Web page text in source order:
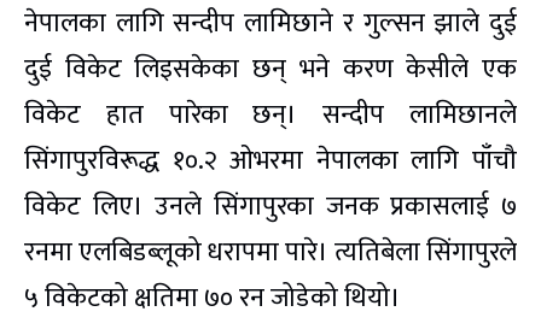
नेपालका लागि सन्दीप लामिछाने र गुल्सन झाले दुई
दुई विकेट लिइसकेका छन् भने करण केसीले एक
विकेट हात पारेका छन्। सन्दीप लामिछानले
सिंगापुरविरूद्ध १०.२ ओभरमा नेपालका लागि पाँचौ
विकेट लिए। उनले सिंगापुरका जनक प्रकासलाई ७
रनमा एलबिडब्लूको धरापमा पारे। त्यतिबेला सिंगापुरले
५ विकेटको क्षतिमा ७० रन जोडेको थियो।